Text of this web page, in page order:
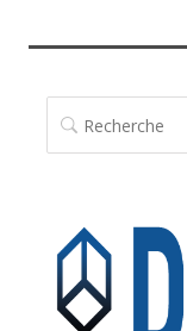
RECHERCHE